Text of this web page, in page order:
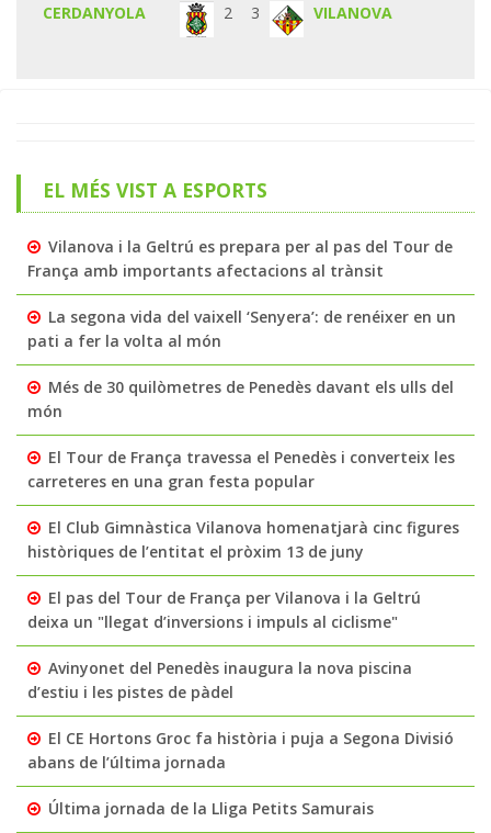
CERDANYOLA 2 3 VILANOVA
EL MÉS VIST A ESPORTS
Vilanova i la Geltrú es prepara per al pas del Tour de
França amb importants afectacions al trànsit
La segona vida del vaixell ‘Senyera’: de renéixer en un
pati a fer la volta al món
Més de 30 quilòmetres de Penedès davant els ulls del
món
El Tour de França travessa el Penedès i converteix les
carreteres en una gran festa popular
El Club Gimnàstica Vilanova homenatjarà cinc figures
històriques de l’entitat el pròxim 13 de juny
El pas del Tour de França per Vilanova i la Geltrú
deixa un "llegat d’inversions i impuls al ciclisme"
Avinyonet del Penedès inaugura la nova piscina
d’estiu i les pistes de pàdel
El CE Hortons Groc fa història i puja a Segona Divisió
abans de l’última jornada
Última jornada de la Lliga Petits Samurais